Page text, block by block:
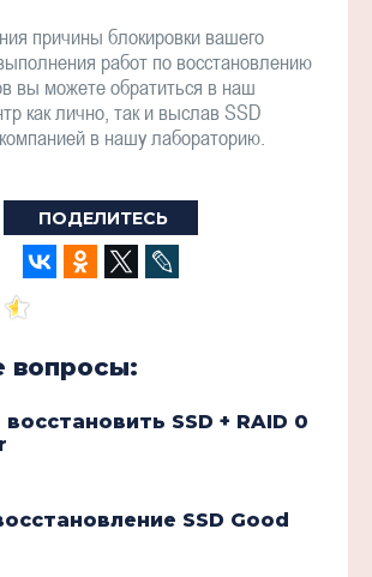
причины блокировки вашего
работ по восстановлению
вы можете обратиться в наш
как лично, так и выслав SSD
в нашу лабораторию.
ПОДЕЛИТЕСЬ
вопросы:
SSD + RAID 0
SSD Good